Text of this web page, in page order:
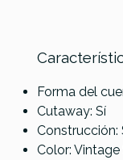
Forma del
Cutaway: Sí­
Construcción:
Color:
Referencia
GMC-1E